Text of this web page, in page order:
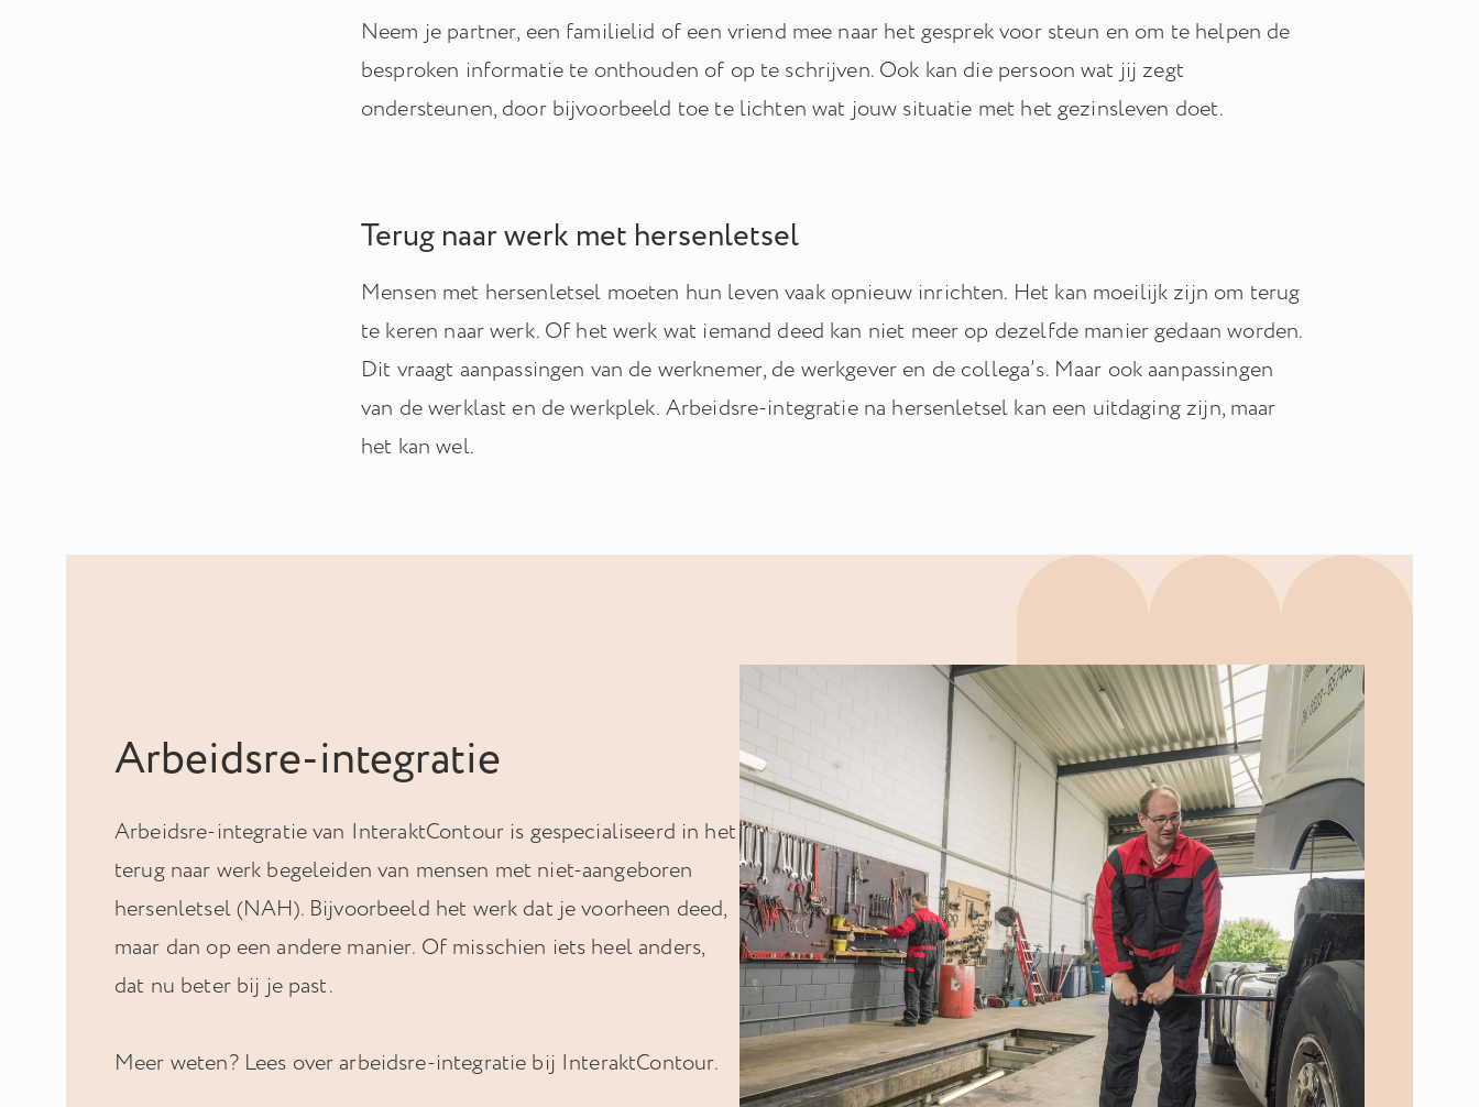
Neem je partner, een familielid of een vriend mee naar het gesprek voor steun en om te helpen de
besproken informatie te onthouden of op te schrijven. Ook kan die persoon wat jij zegt
ondersteunen, door bijvoorbeeld toe te lichten wat jouw situatie met het gezinsleven doet.
Terug naar werk met hersenletsel
Mensen met hersenletsel moeten hun leven vaak opnieuw inrichten. Het kan moeilijk zijn om terug
te keren naar werk. Of het werk wat iemand deed kan niet meer op dezelfde manier gedaan worden.
Dit vraagt aanpassingen van de werknemer, de werkgever en de collega’s. Maar ook aanpassingen
van de werklast en de werkplek. Arbeidsre-integratie na hersenletsel kan een uitdaging zijn, maar
het kan wel.
Arbeidsre-integratie
Arbeidsre-integratie van InteraktContour is gespecialiseerd in het
terug naar werk begeleiden van mensen met niet-aangeboren
hersenletsel (NAH). Bijvoorbeeld het werk dat je voorheen deed,
maar dan op een andere manier. Of misschien iets heel anders,
dat nu beter bij je past.
Meer weten? Lees over arbeidsre-integratie bij InteraktContour.